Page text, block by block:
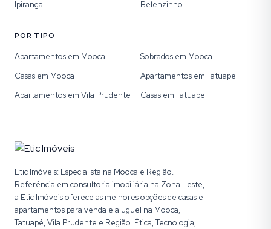
Ipiranga
Belenzinho
POR TIPO
Apartamentos em Mooca
Sobrados em Mooca
Casas em Mooca
Apartamentos em Tatuape
Apartamentos em Vila Prudente
Casas em Tatuape
Etic Imóveis: Especialista na Mooca e Região.
Referência em consultoria imobiliária na Zona Leste,
a Etic Imóveis oferece as melhores opções de casas e
apartamentos para venda e aluguel na Mooca,
Tatuapé, Vila Prudente e Região. Ética, Tecnologia,